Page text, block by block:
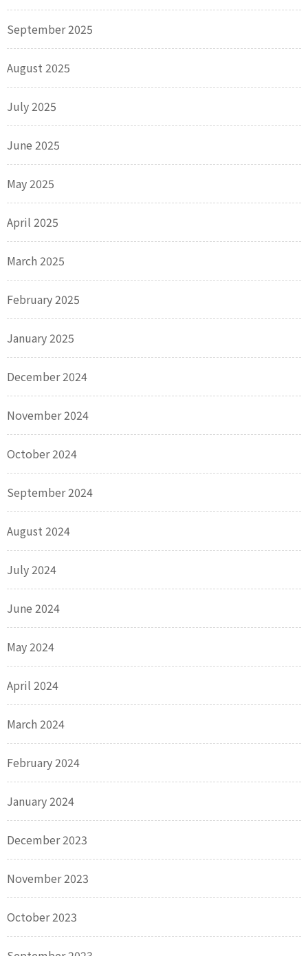
September 2025
August 2025
July 2025
June 2025
May 2025
April 2025
March 2025
February 2025
January 2025
December 2024
November 2024
October 2024
September 2024
August 2024
July 2024
June 2024
May 2024
April 2024
March 2024
February 2024
January 2024
December 2023
November 2023
October 2023